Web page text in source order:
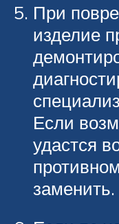
При
изделие
Если
удастся
заменить.